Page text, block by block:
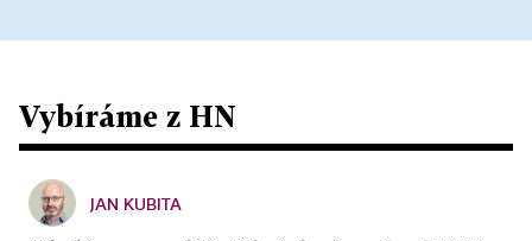
Vybíráme z HN
JAN KUBITA